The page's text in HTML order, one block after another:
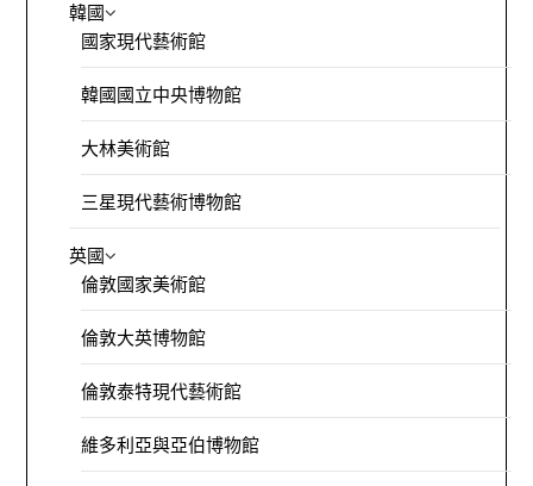
韓國
國家現代藝術館
韓國國立中央博物館
大林美術館
三星現代藝術博物館
英國
倫敦國家美術館
倫敦大英博物館
倫敦泰特現代藝術館
維多利亞與亞伯博物館